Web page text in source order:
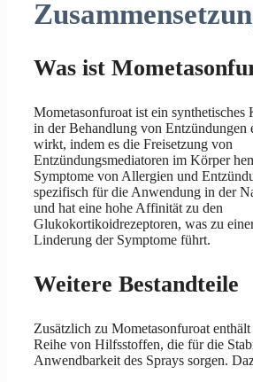
Was ist
Mometasonfuroat ist ein synthetisches
in der Behandlung von Entzündungen
wirkt, indem es die Freisetzung von
Entzündungsmediatoren im Körper
Symptome von Allergien und
spezifisch für die Anwendung in der
und hat eine hohe Affinität zu den
Glukokortikoidrezeptoren, was zu
Linderung der Symptome führt.
Weitere Bestandteile
Zusätzlich zu Mometasonfuroat
Reihe von Hilfsstoffen, die für die
Anwendbarkeit des Sprays sorgen.